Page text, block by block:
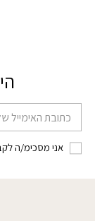
דוא׳׳ל
אני מסכימ/ה